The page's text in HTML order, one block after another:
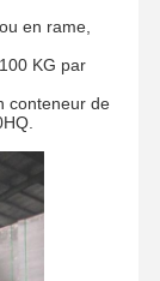
en rame,
KG par
conteneur de